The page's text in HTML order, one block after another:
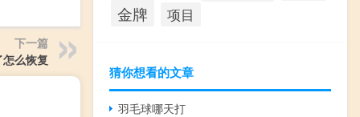
下一篇
么恢复
金牌 项目
猜你想看的文章
羽毛球哪天打